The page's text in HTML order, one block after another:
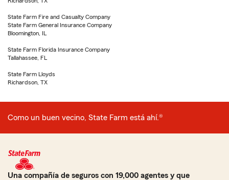
State Farm Fire and Casualty Company
State Farm General Insurance Company
Bloomington, IL
State Farm Florida Insurance Company
Tallahassee, FL
State Farm Lloyds
Richardson, TX
Como un buen vecino, State Farm está ahí.®
Una compañía de seguros con 19,000 agentes y que